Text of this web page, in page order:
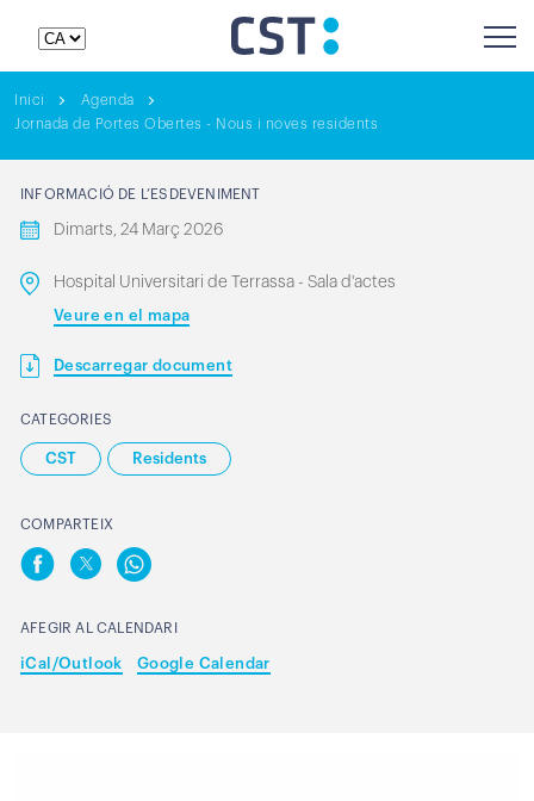
Inici
Agenda
Jornada de Portes Obertes - Nous i noves residents
INFORMACIÓ DE L’ESDEVENIMENT
Dimarts, 24 Març 2026
Hospital Universitari de Terrassa - Sala d'actes
Veure en el mapa
Descarregar document
CATEGORIES
CST Residents
COMPARTEIX
AFEGIR AL CALENDARI
iCal/Outlook Google Calendar